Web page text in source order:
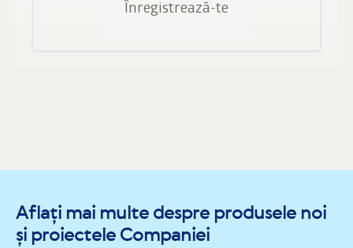
Înregistrează-te
Aflați mai multe despre produsele noi
și proiectele Companiei